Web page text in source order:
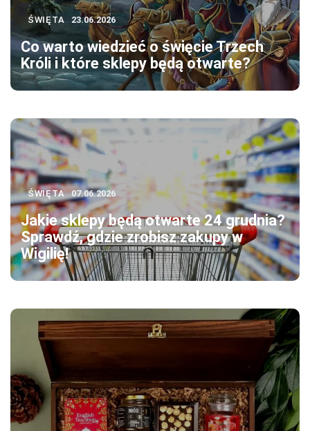
ŚWIĘTA 23.06.2026
Co warto wiedzieć o święcie Trzech
Króli i które sklepy będą otwarte?
ŚWIĘTA 07.06.2026
Jakie sklepy będą otwarte 24 grudnia?
Sprawdź, gdzie zrobisz zakupy w
Wigilię!